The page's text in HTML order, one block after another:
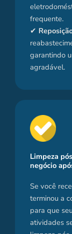
frequente.
✔
garantindo
agradável.
Limpeza
negócio
Se você
terminou a
para que
atividades